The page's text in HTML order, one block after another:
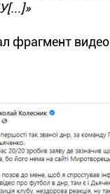
фрагмент